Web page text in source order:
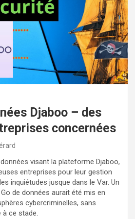
Djaboo – des
concernées
visant la plateforme Djaboo,
entreprises pour leur gestion
inquiétudes jusque dans le Var. Un
de données aurait été mis en
cybercriminelles, sans
ce stade.